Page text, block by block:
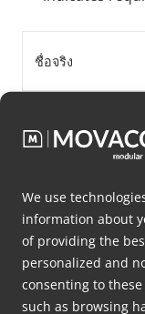
We use
information about
of providing the
personalized and
consenting to
such as browsing
จริง
*
*
ชื่อ
บริษัท
*
Email
*